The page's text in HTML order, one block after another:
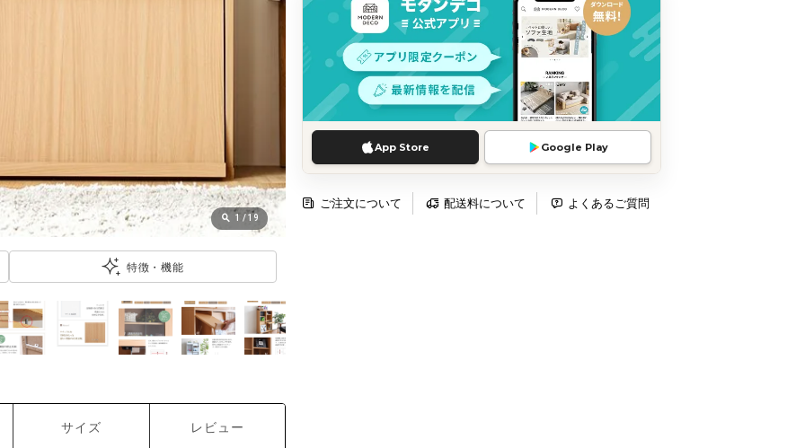
App Store Google Play
ご注文について 配送料について よくあるご質問
1 /19
特徴・機能
サイズ レビュー